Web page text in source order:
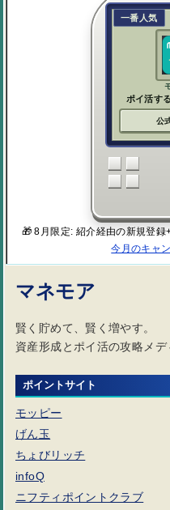
一番人気
ポイ活す
公
🎁 8月限定: 紹介経由の新規登
今月のキャ
マネモア
賢く貯めて、賢く増やす。
資産形成とポイ活の攻略メデ
ポイントサイト
モッピー
げん玉
ちょびリッチ
infoQ
ニフティポイントクラブ